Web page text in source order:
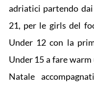
adriatici partendo
21, per le girls del
Under 12 con la
Under 15 a fare
Natale